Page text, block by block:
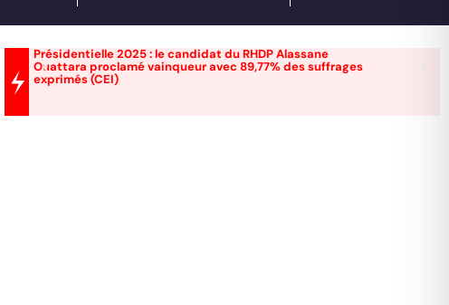
Présidentielle 2025 : le candidat du RHDP Alassane
Ouattara proclamé vainqueur avec 89,77% des suffrages
exprimés (CEI)